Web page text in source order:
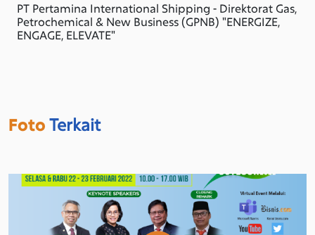
PT Pertamina International Shipping - Direktorat Gas,
Petrochemical & New Business (GPNB) "ENERGIZE,
ENGAGE, ELEVATE"
FotoTerkait